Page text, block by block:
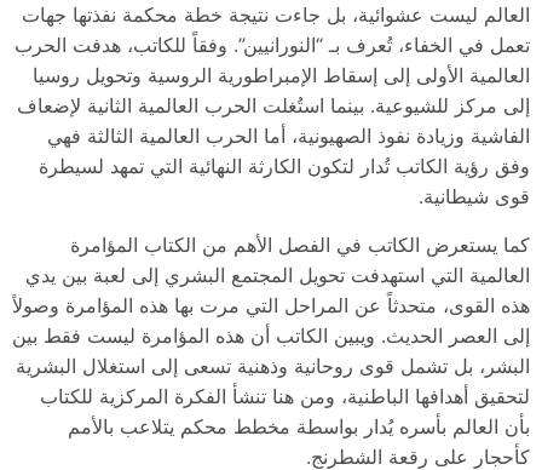
العالم ليست عشوائية، بل جاءت نتيجة خطة محكمة نفذتها جهات
تعمل في الخفاء، تُعرف بـ “النورانيين”. وفقاً للكاتب، هدفت الحرب
العالمية الأولى إلى إسقاط الإمبراطورية الروسية وتحويل روسيا
إلى مركز للشيوعية. بينما استُغلت الحرب العالمية الثانية لإضعاف
الفاشية وزيادة نفوذ الصهيونية، أما الحرب العالمية الثالثة فهي
وفق رؤية الكاتب تُدار لتكون الكارثة النهائية التي تمهد لسيطرة
قوى شيطانية.
كما يستعرض الكاتب في الفصل الأهم من الكتاب المؤامرة
العالمية التي استهدفت تحويل المجتمع البشري إلى لعبة بين يدي
هذه القوى، متحدثاً عن المراحل التي مرت بها هذه المؤامرة وصولاً
إلى العصر الحديث. ويبين الكاتب أن هذه المؤامرة ليست فقط بين
البشر، بل تشمل قوى روحانية وذهنية تسعى إلى استغلال البشرية
لتحقيق أهدافها الباطنية، ومن هنا تنشأ الفكرة المركزية للكتاب
بأن العالم بأسره يُدار بواسطة مخطط محكم يتلاعب بالأمم
كأحجار على رقعة الشطرنج.